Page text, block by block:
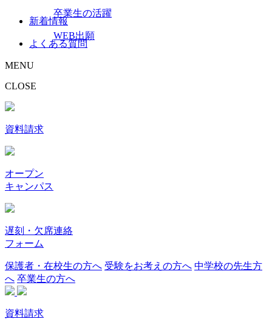
卒業生の活躍
WEB出願
新着情報
よくある質問
MENU
CLOSE
資料請求
オープン
キャンパス
遅刻・欠席連絡
フォーム
保護者・在校生の方へ 受験をお考えの方へ 中学校の先生方
へ 卒業生の方へ
資料請求